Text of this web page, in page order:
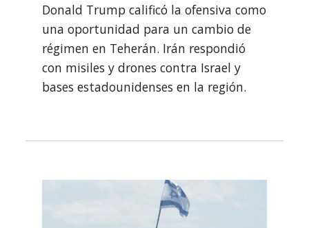
Donald Trump calificó la ofensiva como
una oportunidad para un cambio de
régimen en Teherán. Irán respondió
con misiles y drones contra Israel y
bases estadounidenses en la región.